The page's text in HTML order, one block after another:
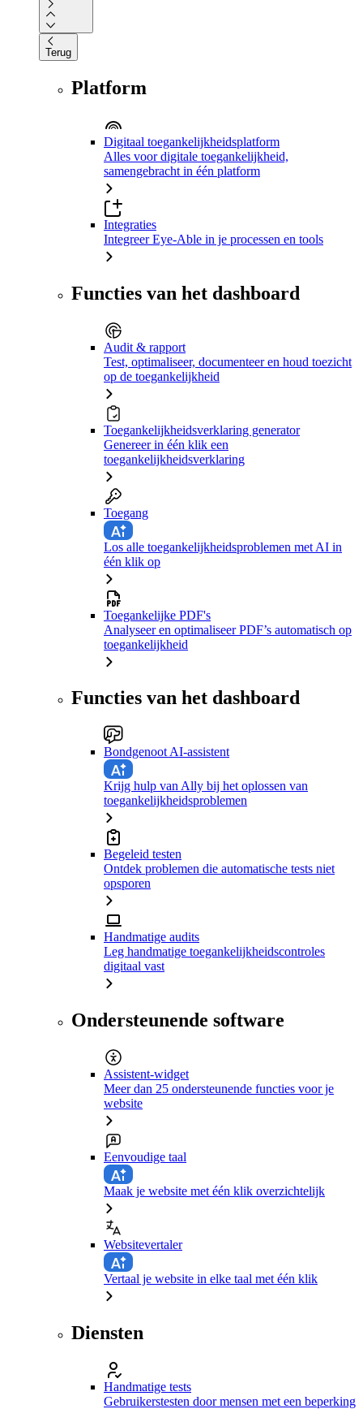
Terug
Platform
Digitaal toegankelijkheidsplatform
Alles voor digitale toegankelijkheid,
samengebracht in één platform
Integraties
Integreer Eye-Able in je processen en tools
Functies van het dashboard
Audit & rapport
Test, optimaliseer, documenteer en houd toezicht
op de toegankelijkheid
Toegankelijkheidsverklaring generator
Genereer in één klik een
toegankelijkheidsverklaring
Toegang
Los alle toegankelijkheidsproblemen met AI in
één klik op
Toegankelijke PDF's
Analyseer en optimaliseer PDF’s automatisch op
toegankelijkheid
Functies van het dashboard
Bondgenoot AI-assistent
Krijg hulp van Ally bij het oplossen van
toegankelijkheidsproblemen
Begeleid testen
Ontdek problemen die automatische tests niet
opsporen
Handmatige audits
Leg handmatige toegankelijkheidscontroles
digitaal vast
Ondersteunende software
Assistent-widget
Meer dan 25 ondersteunende functies voor je
website
Eenvoudige taal
Maak je website met één klik overzichtelijk
Websitevertaler
Vertaal je website in elke taal met één klik
Diensten
Handmatige tests
Gebruikerstesten door mensen met een beperking